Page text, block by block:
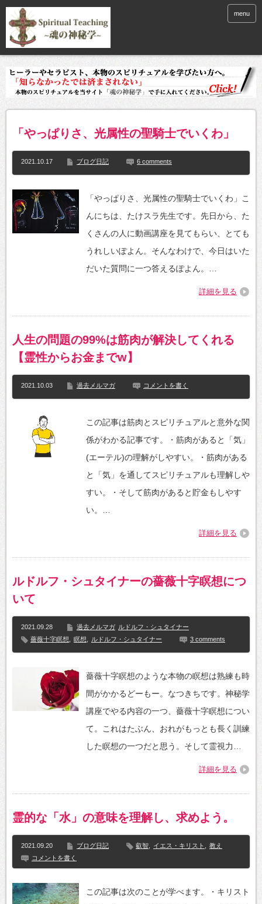
menu
「やっぱりさ、光属性の聖騎士でいくわ」
2021.10.17 ブログ日記 6 comments
「やっぱりさ、光属性の聖騎士でいくわ」こ
んにちは、たけスラ先生です。先日から、た
くさんの人に動画講座を見てもらい、とても
うれしいぽよん。そんなわけで、今日はいた
だいた質問に一つ答えるぽよん。…
詳細を見る
人生の問題の99%は筋肉が解決してくれる
【霊性からお金までw】
2021.10.03 過去メルマガ コメントを書く
この記事は筋肉とスピリチュアルと意外な関
係がわかる記事です。・筋肉があると「気」
(エーテル)の理解がしやすい。・筋肉がある
と「気」を通してスピリチュアルも理解しや
すい。・そして筋肉があると貯金もしやす
い。…
詳細を見る
ルドルフ・シュタイナーの薔薇十字瞑想につ
いて
2021.09.28 過去メルマガ ルドルフ・シュタイナー
薔薇十字瞑想
瞑想 ルドルフ・シュタイナー 3 comments
薔薇十字瞑想のような本物の瞑想は熟練も時
間がかかるどーもー。なつきちです。神秘学
講座でやる内容の一つ、薔薇十字瞑想につい
て。これはたぶん、おれがもっとも長く訓練
した瞑想の一つだと思う。そして霊視力…
詳細を見る
霊的な「水」の意味を理解し、求めよう。
2021.09.20 ブログ日記 叡智 イエス・キリスト
教え
コメントを書く
この記事は次のことが学べます。・キリスト